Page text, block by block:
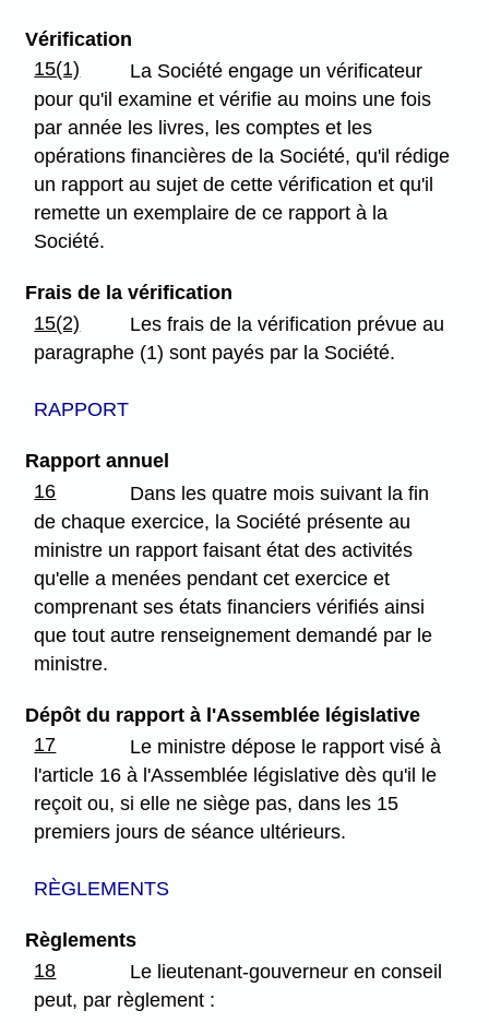
Vérification
15(1)
La Société engage un vérificateur
pour qu'il examine et vérifie au moins une fois
par année les livres, les comptes et les
opérations financières de la Société, qu'il rédige
un rapport au sujet de cette vérification et qu'il
remette un exemplaire de ce rapport à la
Société.
Frais de la vérification
15(2)
Les frais de la vérification prévue au
paragraphe (1) sont payés par la Société.
RAPPORT
Rapport annuel
16
Dans les quatre mois suivant la fin
de chaque exercice, la Société présente au
ministre un rapport faisant état des activités
qu'elle a menées pendant cet exercice et
comprenant ses états financiers vérifiés ainsi
que tout autre renseignement demandé par le
ministre.
Dépôt du rapport à l'Assemblée législative
17
Le ministre dépose le rapport visé à
l'article 16 à l'Assemblée législative dès qu'il le
reçoit ou, si elle ne siège pas, dans les 15
premiers jours de séance ultérieurs.
RÈGLEMENTS
Règlements
18
Le lieutenant-gouverneur en conseil
peut, par règlement :